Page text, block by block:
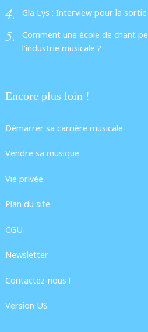
Gla Lys : Interview pour la
Comment une école de chant
l’industrie musicale ?
Encore plus loin !
Démarrer sa carrière musicale
Vendre sa musique
Vie privée
Plan du site
CGU
Newsletter
Contactez-nous !
Version US